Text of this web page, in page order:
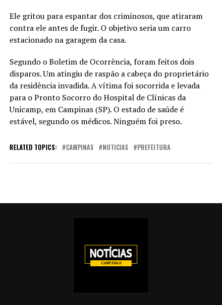
Ele gritou para espantar dos criminosos, que atiraram
contra ele antes de fugir. O objetivo seria um carro
estacionado na garagem da casa.
Segundo o Boletim de Ocorrência, foram feitos dois
disparos. Um atingiu de raspão a cabeça do proprietário
da residência invadida. A vítima foi socorrida e levada
para o Pronto Socorro do Hospital de Clínicas da
Unicamp, em Campinas (SP). O estado de saúde é
estável, segundo os médicos. Ninguém foi preso.
RELATED TOPICS: CAMPINAS NOTICIAS PREFEITURA